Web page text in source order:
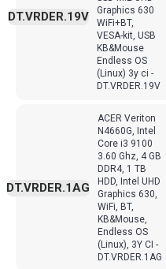
Graphics 630
WiFi+BT,
VESA-kit, USB
KB&Mouse
Endless OS
(Linux) 3y ci -
DT.VRDER.19V
DT.VRDER.19V
ACER Veriton
N4660G, Intel
Core i3 9100
3.60 Ghz, 4 GB
DDR4, 1 TB
HDD, Intel UHD
Graphics 630,
WiFi, BT,
KB&Mouse,
Endless OS
(Linux), 3Y СI -
DT.VRDER.1AG
DT.VRDER.1AG